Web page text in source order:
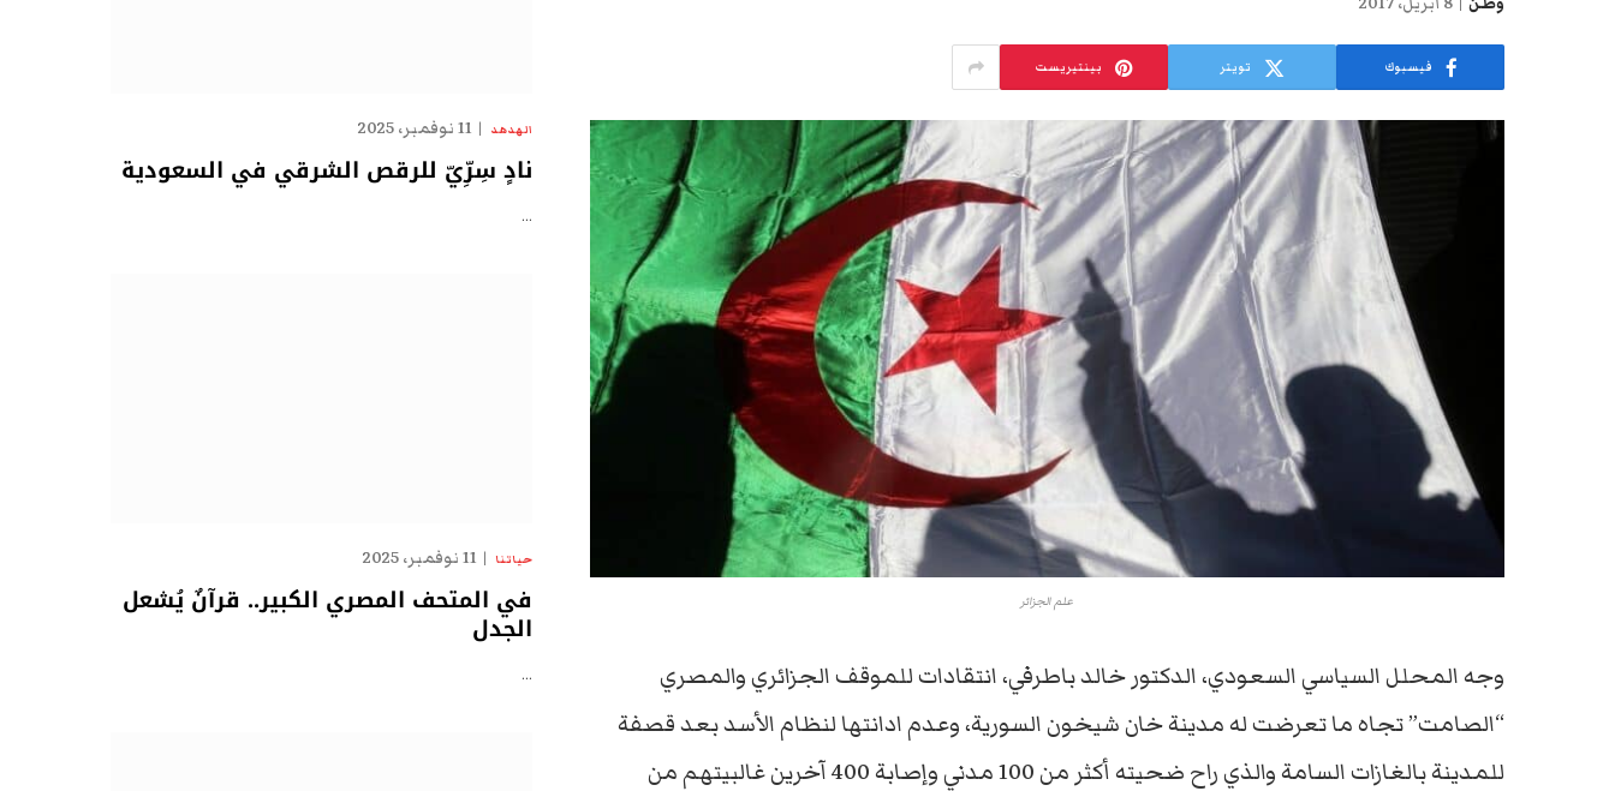
فيسبوك تويتر بينتيريست
علم الجزائر
وجه المحلل السياسي السعودي، الدكتور خالد باطرفي، انتقادات للموقف الجزائري والمصري
“الصامت” تجاه ما تعرضت له مدينة خان شيخون السورية، وعدم ادانتها لنظام الأسد بعد قصفة
للمدينة بالغازات السامة والذي راح ضحيته أكثر من 100 مدني وإصابة 400 آخرين غالبيتهم من
الهدهد 11 نوفمبر، 2025
نادٍ سِرِّيّ للرقص الشرقي في السعودية
…
حياتنا 11 نوفمبر، 2025
في المتحف المصري الكبير.. قرآنٌ يُشعل
الجدل
…